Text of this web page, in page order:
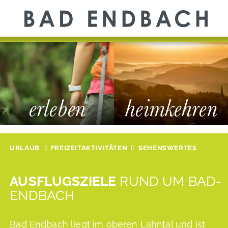
FREIZEITAKTIVITÄTEN
GESUNDHEIT
VERANSTALTUNGEN
UNTERKUNFT
Naturpark Lahn-Dill-Bergland
Alte Schule Bad Endbach
erleben heimkehren
URLAUB FREIZEITAKTIVITÄTEN SEHENSWERTES
AUSFLUGSZIELE RUND UM BAD-
ENDBACH
Bad Endbach liegt im oberen Lahntal und ist